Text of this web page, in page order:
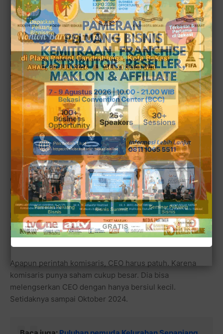
Mengganggu Kemenangan Prabowo Subianto?
Kegelisahan saya ini adalah juga kegelisahan orang
banyak. Mereka yang tumbuh dan hidup dalam napas ke-
NU-an. Tidak mencari hidup dari NU. Tapi berupaya
sebisa mungkin menghidupkan NU.
Baca juga:Yusril: Jokowi Benar, Berdasarkan UU
Pemilu 2017, Presiden dan Wapres Dibolehkan
untuk Berkampanye Pemilu Baik Pilpres Maupun
Pileg.
Orang-orang kecil yang memiliki daya upaya kecil.
Modalnya ikhlas dan telaten.
Melihat NU hari ini, saya sampai malu dan terpaksa
menyebutnya sudah seperti perusahaannya Jokowi. Gus
Yahya menjadi CEO dan Jokowi menjadi komisarisnya.
Apapun perintah komisaris, CEO harus patuh. Karena
komisaris punya saham cukup besar. Dia bisa
melengserkan CEO dengan hanya bersiul kecil.
Setidaknya sampai Oktober 2024.